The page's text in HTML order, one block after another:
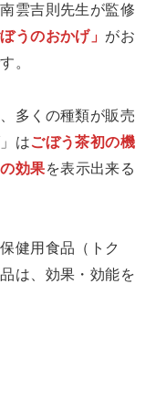
雲吉則先生が監修
うのおかげ」 がお
。
多くの種類が販売
はごぼう茶初の機
効果を表示出来る
健用食品（トク
は、効果・効能を